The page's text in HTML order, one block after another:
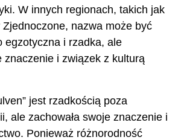
W innych regionach, takich jak
nazwa może być
egzotyczna i rzadka, ale
znaczenie i związek z kulturą
jest rzadkością poza
ale zachowała swoje znaczenie i
Ponieważ różnorodność